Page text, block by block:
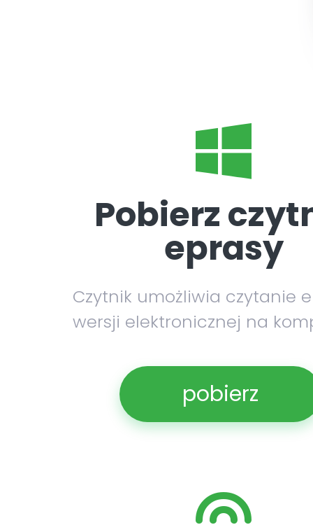
Pobierz
eprasy
Czytnik umożliwia czytanie
wersji elektronicznej na
pobierz